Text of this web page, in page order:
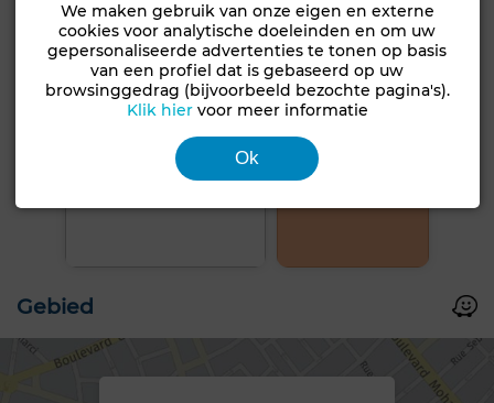
Gebied
We maken gebruik van onze eigen en externe
cookies voor analytische doeleinden en om uw
gepersonaliseerde advertenties te tonen op basis
van een profiel dat is gebaseerd op uw
browsinggedrag (bijvoorbeeld bezochte pagina's).
Klik hiervoor meer informatie
Ok